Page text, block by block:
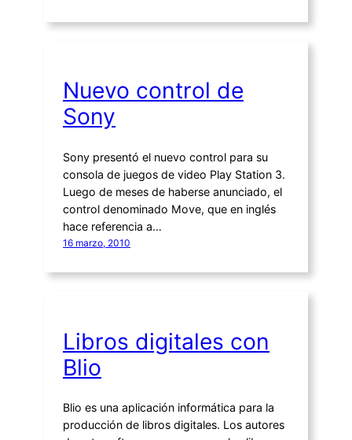
Nuevo control de
Sony
Sony presentó el nuevo control para su
consola de juegos de video Play Station 3.
Luego de meses de haberse anunciado, el
control denominado Move, que en inglés
hace referencia a…
16 marzo, 2010
Libros digitales con
Blio
Blio es una aplicación informática para la
producción de libros digitales. Los autores